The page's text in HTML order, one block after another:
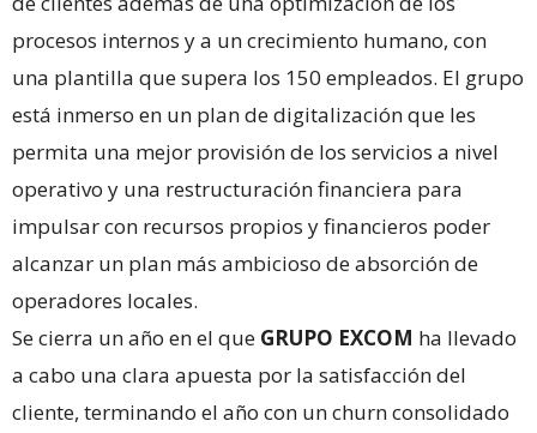
procesos internos y a un crecimiento humano, con
una plantilla que supera los 150 empleados. El grupo
está inmerso en un plan de digitalización que les
permita una mejor provisión de los servicios a nivel
operativo y una restructuración financiera para
impulsar con recursos propios y financieros poder
alcanzar un plan más ambicioso de absorción de
operadores locales.
Se cierra un año en el que GRUPO EXCOM ha llevado
a cabo una clara apuesta por la satisfacción del
cliente, terminando el año con un churn consolidado